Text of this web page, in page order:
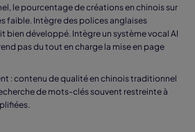
le pourcentage de créations en chinois sur
faible. Intègre des polices anglaises
bien développé. Intègre un système vocal AI
pas du tout en charge la mise en page
: contenu de qualité en chinois traditionnel
de mots-clés souvent restreinte à